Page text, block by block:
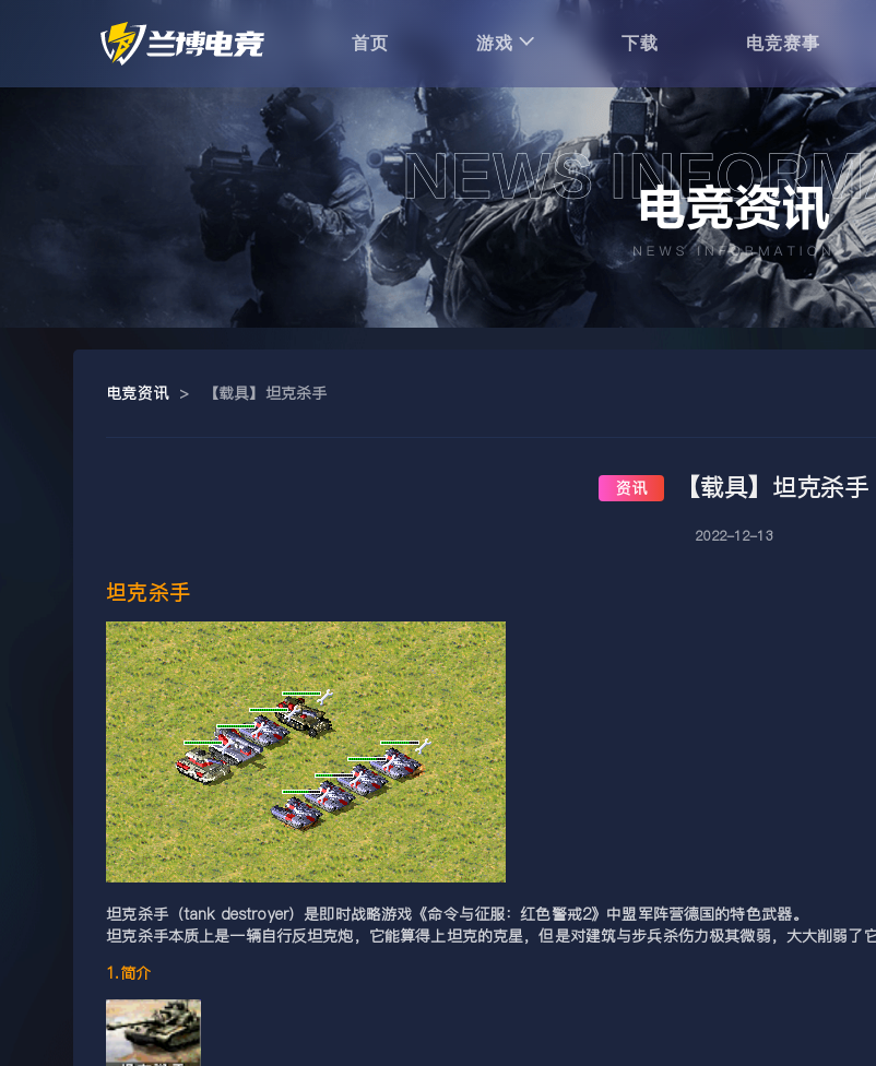
首页 游戏 下载 电竞赛事
电竞资讯 > 【载具】坦克杀手
资讯 【载具】坦克杀手
2022-12-13
坦克杀手
坦克杀手（tank destroyer）是即时战略游戏《命令与征服：红色警戒2》中盟军阵营德国的特色武器。
坦克杀手本质上是一辆自行反坦克炮，它能算得上坦克的克星，但是对建筑与步兵杀伤力极其微弱，大大削弱了
1.简介